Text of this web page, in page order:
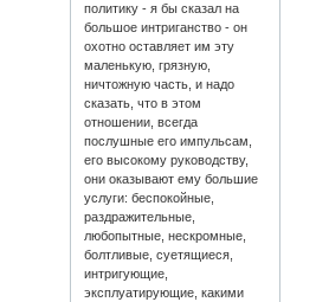
политику - я бы сказал на
большое интриганство - он
охотно оставляет им эту
маленькую, грязную,
ничтожную часть, и надо
сказать, что в этом
отношении, всегда
послушные его импульсам,
его высокому руководству,
они оказывают ему большие
услуги: беспокойные,
раздражительные,
любопытные, нескромные,
болтливые, суетящиеся,
интригующие,
эксплуатирующие, какими